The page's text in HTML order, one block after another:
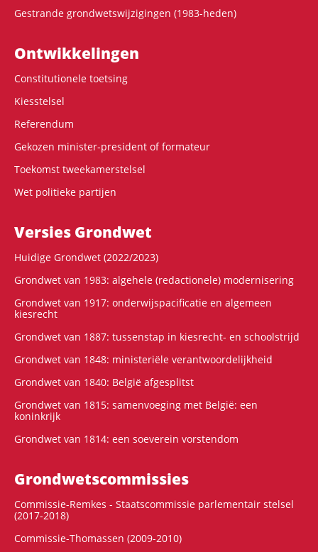
Gestrande grondwetswijzigingen (1983-heden)
Ontwikke­lingen
Constitutionele toetsing
Kiesstelsel
Referendum
Gekozen minister-president of formateur
Toekomst tweekamerstelsel
Wet politieke partijen
Versies Grondwet
Huidige Grondwet (2022/2023)
Grondwet van 1983: algehele (redactionele) modernisering
Grondwet van 1917: onderwijspacificatie en algemeen
kiesrecht
Grondwet van 1887: tussenstap in kiesrecht- en schoolstrijd
Grondwet van 1848: ministeriële verantwoordelijkheid
Grondwet van 1840: België afgesplitst
Grondwet van 1815: samenvoeging met België: een
koninkrijk
Grondwet van 1814: een soeverein vorstendom
Grondwets­commissies
Commissie-Remkes - Staatscommissie parlementair stelsel
(2017-2018)
Commissie-Thomassen (2009-2010)